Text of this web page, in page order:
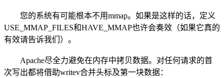
您的系统有可能根本不用mmap。如果是这样的话，定义
USE_MMAP_FILES和HAVE_MMAP也许会奏效（如果它真的
有效请告诉我们）。
Apache尽全力避免在内存中拷贝数据。对任何请求的首
次写出都将借助writev合并头标及第一块数据：